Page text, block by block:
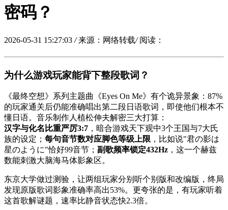
密码？
2026-05-31 15:27:03 / 来源：网络转载/ 阅读：
为什么游戏玩家能背下整段歌词？
《最终空想》系列主题曲《Eyes On Me》有个诡异景象：87%
的玩家通关后仍能准确唱出第二段日语歌词，即使他们根本不
懂日语。音乐制作人植松伸夫解密三大打算：
汉字与化名比重严厉3:7 ，暗合游戏天下观中3个王国与7大氏
族的设定； 每句音节数对应脚色等级上限 ，比如说"君の影は
星のように"恰好99音节； 副歌频率锁定432Hz ，这一个赫兹
数能刺激大脑海马体影象区。
东京大学做过测验，让两组玩家分别听个别版和改编版，终局
发现原版歌词影象准确率高出53%。更夸张的是，有玩家听着
这首歌解谜题，速率比静音状态快2.3倍。